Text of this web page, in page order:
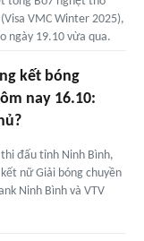
VMC Winter 2025),
ngày 19.10 vừa qua.
kết bóng
nay 16.10:
đấu tỉnh Ninh Bình,
nữ Giải bóng chuyền
Ninh Bình và VTV